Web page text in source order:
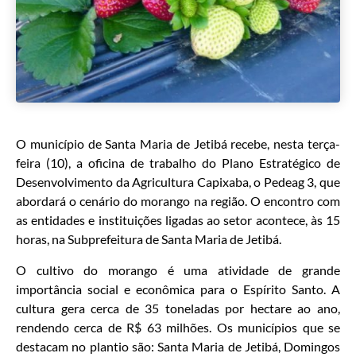
O município de Santa Maria de Jetibá recebe, nesta terça-
feira (10), a oficina de trabalho do Plano Estratégico de
Desenvolvimento da Agricultura Capixaba, o Pedeag 3, que
abordará o cenário do morango na região. O encontro com
as entidades e instituições ligadas ao setor acontece, às 15
horas, na Subprefeitura de Santa Maria de Jetibá.
O cultivo do morango é uma atividade de grande
importância social e econômica para o Espírito Santo. A
cultura gera cerca de 35 toneladas por hectare ao ano,
rendendo cerca de R$ 63 milhões. Os municípios que se
destacam no plantio são: Santa Maria de Jetibá, Domingos